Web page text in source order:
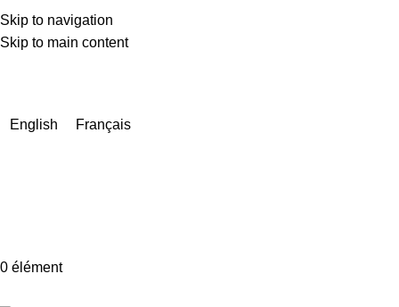
Skip to navigation
Skip to main content
English
Français
0 élément